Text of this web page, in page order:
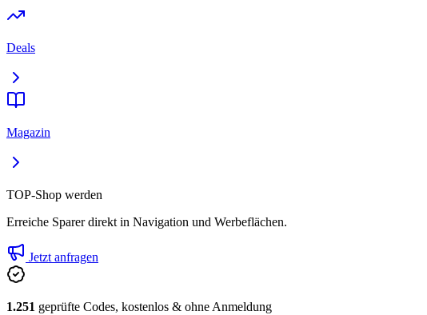
Deals
Magazin
TOP-Shop werden
Erreiche Sparer direkt in Navigation und Werbeflächen.
Jetzt anfragen
1.251 geprüfte Codes, kostenlos & ohne Anmeldung